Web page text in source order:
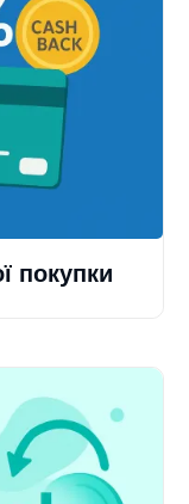
покупки